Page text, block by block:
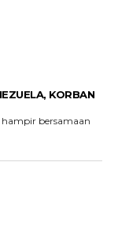
KORBAN
bersamaan